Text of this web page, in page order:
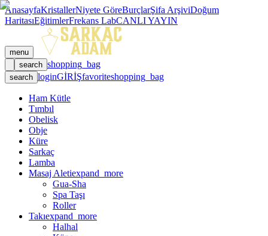
AnasayfaKristallerNiyete GöreBurçlarŞifa ArşiviDoğum
HaritasıEğitimlerFrekans LabCANLI YAYIN
menu
search shopping_bag
search loginGİRİŞfavoriteshopping_bag
Ham Kütle
Tımbıl
Obelisk
Obje
Küre
Sarkaç
Lamba
Masaj Aletiexpand_more
Gua-Sha
Spa Taşı
Roller
Takıexpand_more
Halhal